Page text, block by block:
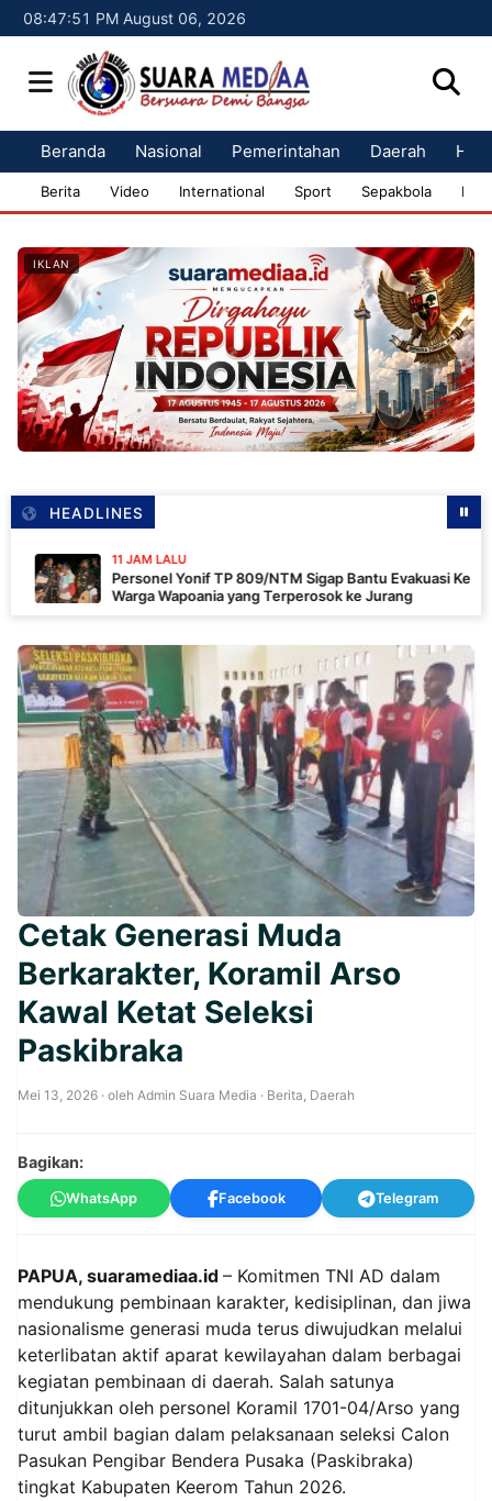
08:47:52 PM August 06, 2026
Beranda Nasional Pemerintahan Daerah
Berita Video International Sport Sepakbola
IKLAN
HEADLINES
11 JAM LALU
Personel Yonif TP 809/NTM Sigap Bantu Evakuasi Kendaraan
Warga Wapoania yang Terperosok ke Jurang
Cetak Generasi Muda
Berkarakter, Koramil Arso
Kawal Ketat Seleksi
Paskibraka
Mei 13, 2026 · oleh Admin Suara Media · Berita, Daerah
Bagikan:
WhatsApp Facebook Telegram
PAPUA, suaramediaa.id – Komitmen TNI AD dalam
mendukung pembinaan karakter, kedisiplinan, dan jiwa
nasionalisme generasi muda terus diwujudkan melalui
keterlibatan aktif aparat kewilayahan dalam berbagai
kegiatan pembinaan di daerah. Salah satunya
ditunjukkan oleh personel Koramil 1701-04/Arso yang
turut ambil bagian dalam pelaksanaan seleksi Calon
Pasukan Pengibar Bendera Pusaka (Paskibraka)
tingkat Kabupaten Keerom Tahun 2026.